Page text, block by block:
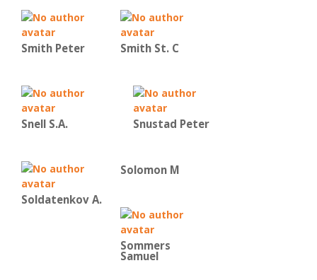
Smith Peter Smith St. C
Snell S.A. Snustad Peter
Soldatenkov A.
Solomon M
Sommers
Samuel